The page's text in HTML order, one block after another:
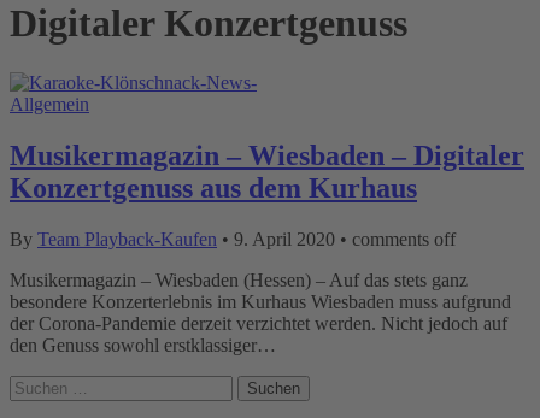
Digitaler Konzertgenuss
Allgemein
Musikermagazin – Wiesbaden – Digitaler
Konzertgenuss aus dem Kurhaus
By Team Playback-Kaufen • 9. April 2020 • comments off
Musikermagazin – Wiesbaden (Hessen) – Auf das stets ganz
besondere Konzerterlebnis im Kurhaus Wiesbaden muss aufgrund
der Corona-Pandemie derzeit verzichtet werden. Nicht jedoch auf
den Genuss sowohl erstklassiger…
Suchen
nach: